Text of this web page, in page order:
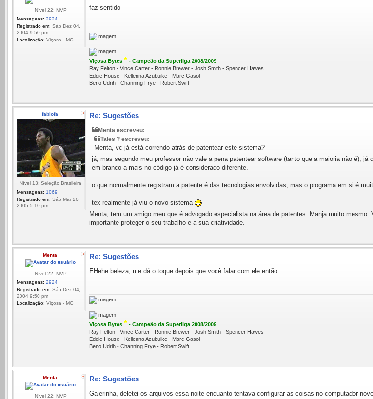
Nível 22: MVP
Mensagens: 2924
Registrado em: Sáb Dez 04,
2004 9:50 pm
Localização: Viçosa - MG
faz sentido
Viçosa Bytes * - Campeão da Superliga 2008/2009
Ray Felton - Vince Carter - Ronnie Brewer - Josh Smith - Spencer Hawes
Eddie House - Kellenna Azubuike - Marc Gasol
Beno Udrih - Channing Frye - Robert Swift
fabiofa
Nível 13: Seleção Brasileira
Mensagens: 1069
Registrado em: Sáb Mar 26,
2005 5:10 pm
Re: Sugestões
Menta escreveu:
Tales ? escreveu:
Menta, vc já está correndo atrás de patentear este sistema?
já, mas segundo meu professor não vale a pena patentear software (tanto que a maioria não é),
em branco a mais no código já é considerado diferente.
o que normalmente registram a patente é das tecnologias envolvidas, mas o programa em si é
tex realmente já viu o novo sistema
Menta, tem um amigo meu que é advogado especialista na área de patentes. Manja muito
importante proteger o seu trabalho e a sua criatividade.
Menta
Nível 22: MVP
Mensagens: 2924
Registrado em: Sáb Dez 04,
2004 9:50 pm
Localização: Viçosa - MG
Re: Sugestões
EHehe beleza, me dá o toque depois que você falar com ele então
Viçosa Bytes * - Campeão da Superliga 2008/2009
Ray Felton - Vince Carter - Ronnie Brewer - Josh Smith - Spencer Hawes
Eddie House - Kellenna Azubuike - Marc Gasol
Beno Udrih - Channing Frye - Robert Swift
Menta
Nível 22: MVP
Re: Sugestões
Galerinha, deletei os arquivos essa noite enquanto tentava configurar as coisas no computador